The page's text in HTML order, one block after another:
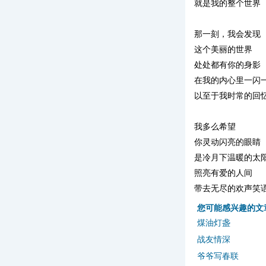
就是我的整个世界
那一刻，我会发现
这个美丽的世界
处处都有你的身影
在我的内心里一闪
以至于我时常的回
我多么希望
你灵动闪亮的眼睛
是冷月下温暖的太
照亮有爱的人间
带去无尽的欢声笑
您可能感兴趣的文
煤油灯盏
战友情深
爷爷写春联